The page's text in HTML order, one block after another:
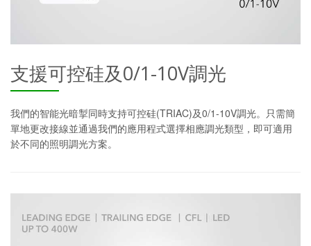
支援可控硅及0/1-10V調光
我們的智能光暗掣同時支持可控硅(TRIAC)及0/1-10V調光。只需簡
單地更改接線並通過我們的應用程式選擇相應調光類型，即可適用
於不同的照明調光方案。